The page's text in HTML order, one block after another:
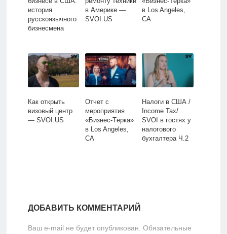
история
русскоязычного
бизнесмена
в Америке —
SVOI.US
в Los Angeles,
CA
Как открыть
визовый центр
— SVOI.US
Отчет с
мероприятия
«Бизнес-Тёрка»
в Los Angeles,
CA
Налоги в США /
Income Tax/
SVOI в гостях у
налогового
бухгалтера Ч.2
ДОБАВИТЬ КОММЕНТАРИЙ
Ваш e-mail не будет опубликован. Обязательные